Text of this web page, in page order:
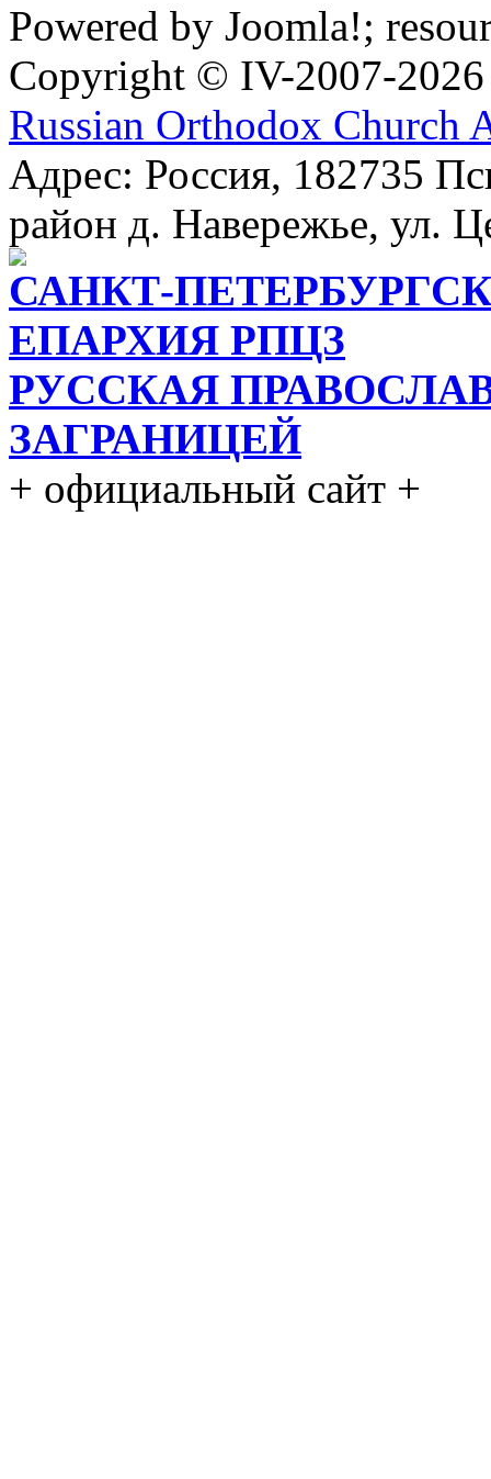
Powered by Joomla!;
Copyright © IV-2007-2026
Russian Orthodox Church
Адрес: Россия, 182735
район д. Навережье, ул.
САНКТ-
ЕПАРХИЯ РПЦЗ
РУССКАЯ
ЗАГРАНИЦЕЙ
+ официальный сайт +